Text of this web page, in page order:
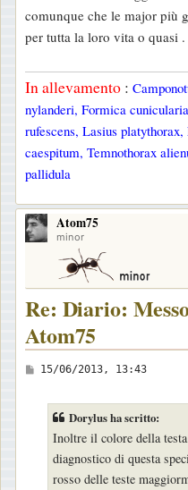
g
g
o
comunque che le major più
per tutta la loro vita o quasi .
In allevamento :
nylanderi, Formica
rufescens, Lasius
caespitum, Temnothorax
pallidula
Atom75
minor
Re: Diario:
Atom75
M
15/06/2013, 13:43
Dorylus ha scritto:
Inoltre il colore della
diagnostico di questa
rosso delle teste